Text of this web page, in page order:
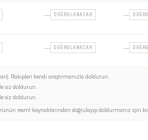
— DOĞRULANACAK —
— DOĞRULANACAK —
Rakipleri kendi araştırmanızla doldurun.
siz doldurun.
siz doldurun.
resmî kaynaklarından doğrulayıp doldurmanız için